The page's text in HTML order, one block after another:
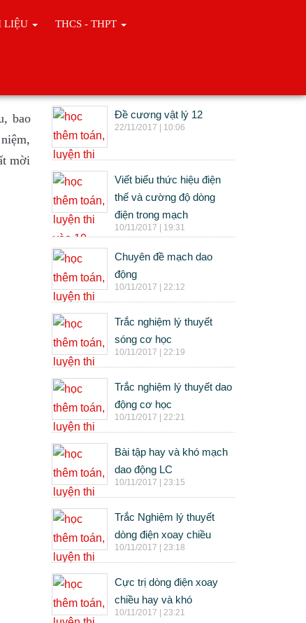
LIỆU THCS - THPT
bao
mời
Đề cương vật lý 12
22/11/2017 | 10:06
Viết biểu thức hiệu điện
thế và cường độ dòng
điện trong mạch
10/11/2017 | 19:31
Chuyên đề mạch dao
động
10/11/2017 | 22:12
Trắc nghiệm lý thuyết
sóng cơ học
10/11/2017 | 22:19
Trắc nghiệm lý thuyết dao
động cơ học
10/11/2017 | 22:21
Bài tập hay và khó mạch
dao động LC
10/11/2017 | 23:15
Trắc Nghiệm lý thuyết
dòng điện xoay chiều
10/11/2017 | 23:18
Cực trị dòng điện xoay
chiều hay và khó
10/11/2017 | 23:21